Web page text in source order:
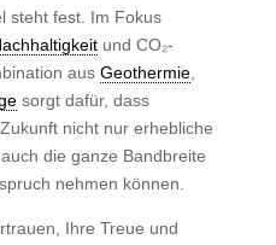
steht fest. Im Fokus
und CO₂-
aus Geothermie,
sorgt dafür, dass
nicht nur erhebliche
die ganze Bandbreite
nehmen können.
Ihre Treue und